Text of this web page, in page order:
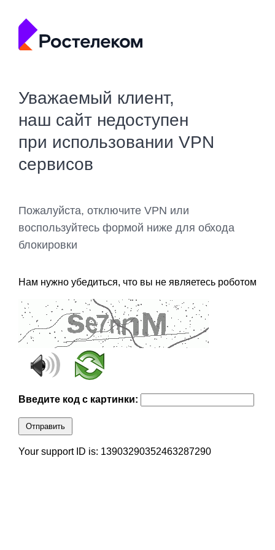
Уважаемый клиент,
наш сайт недоступен
при использовании VPN
сервисов
Пожалуйста, отключите VPN или
воспользуйтесь формой ниже для обхода
блокировки
Нам нужно убедиться, что вы не являетесь роботом
Введите код с картинки:
Отправить
Your support ID is: 13903290352463287290